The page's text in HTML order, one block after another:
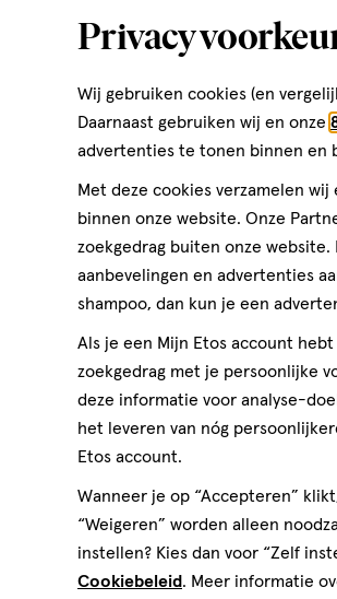
Privacy
Wij gebruiken cookies (en
Daarnaast gebruiken wij en onze
advertenties te tonen binnen en
Met deze cookies verzamelen
binnen onze website. Onze
zoekgedrag buiten onze
aanbevelingen en advertenties
shampoo, dan kun je een
Als je een Mijn Etos account
zoekgedrag met je persoonlijke
deze informatie voor analyse-
het leveren van nóg
Etos account.
Wanneer je op “Accepteren”
“Weigeren” worden alleen
instellen? Kies dan voor “Zelf
Cookiebeleid. Meer informatie